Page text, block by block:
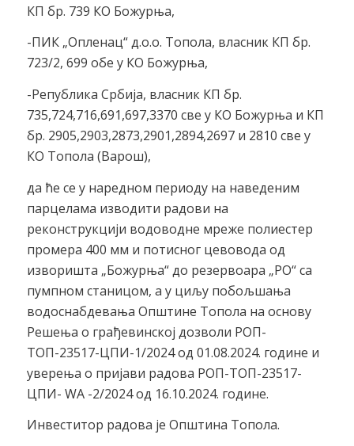
КП бр. 739 КО Божурња,
-ПИК „Опленац“ д.о.о. Топола, власник КП бр.
723/2, 699 обе у КО Божурња,
-Република Србија, власник КП бр.
735,724,716,691,697,3370 све у КО Божурња и КП
бр. 2905,2903,2873,2901,2894,2697 и 2810 све у
КО Топола (Варош),
да ће се у наредном периоду на наведеним
парцелама изводити радови на
реконструкцији водоводне мреже полиестер
промера 400 мм и потисног цевовода од
изворишта „Божурња“ до резервоара „РО“ са
пумпном станицом, а у циљу побољшања
водоснабдевања Општине Топола на основу
Решења о грађевинској дозволи РОП-
ТОП-23517-ЦПИ-1/2024 од 01.08.2024. године и
уверења о пријави радова РОП-ТОП-23517-
ЦПИ- WA -2/2024 од 16.10.2024. године.
Инвеститор радова је Општина Топола.